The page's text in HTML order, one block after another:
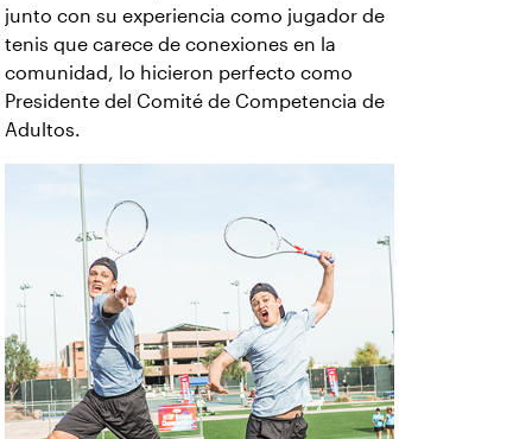
junto con su experiencia como jugador de
tenis que carece de conexiones en la
comunidad, lo hicieron perfecto como
Presidente del Comité de Competencia de
Adultos.